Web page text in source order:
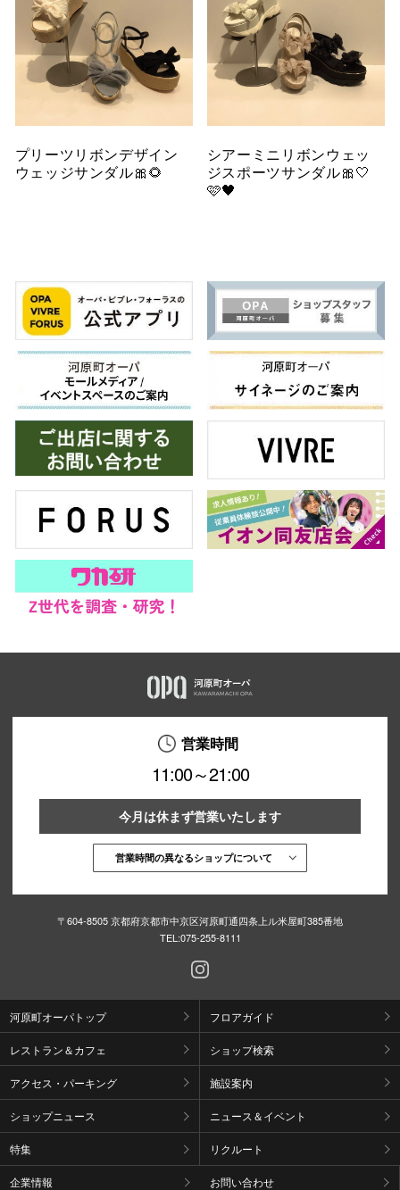
プリーツリボンデザイン
ウェッジサンダル🎀🌻
シアーミニリボンウェッ
ジスポーツサンダル🎀🤍
🩷🖤
営業時間
11:00～21:00
今月は休まず営業いたします
営業時間の異なるショップについて
〒604-8505 京都府京都市中京区河原町通四条上ル米屋町385番地
TEL:075-255-8111
河原町オーパトップ フロアガイド
レストラン＆カフェ ショップ検索
アクセス・パーキング 施設案内
ショップニュース ニュース＆イベント
特集 リクルート
企業情報 お問い合わせ